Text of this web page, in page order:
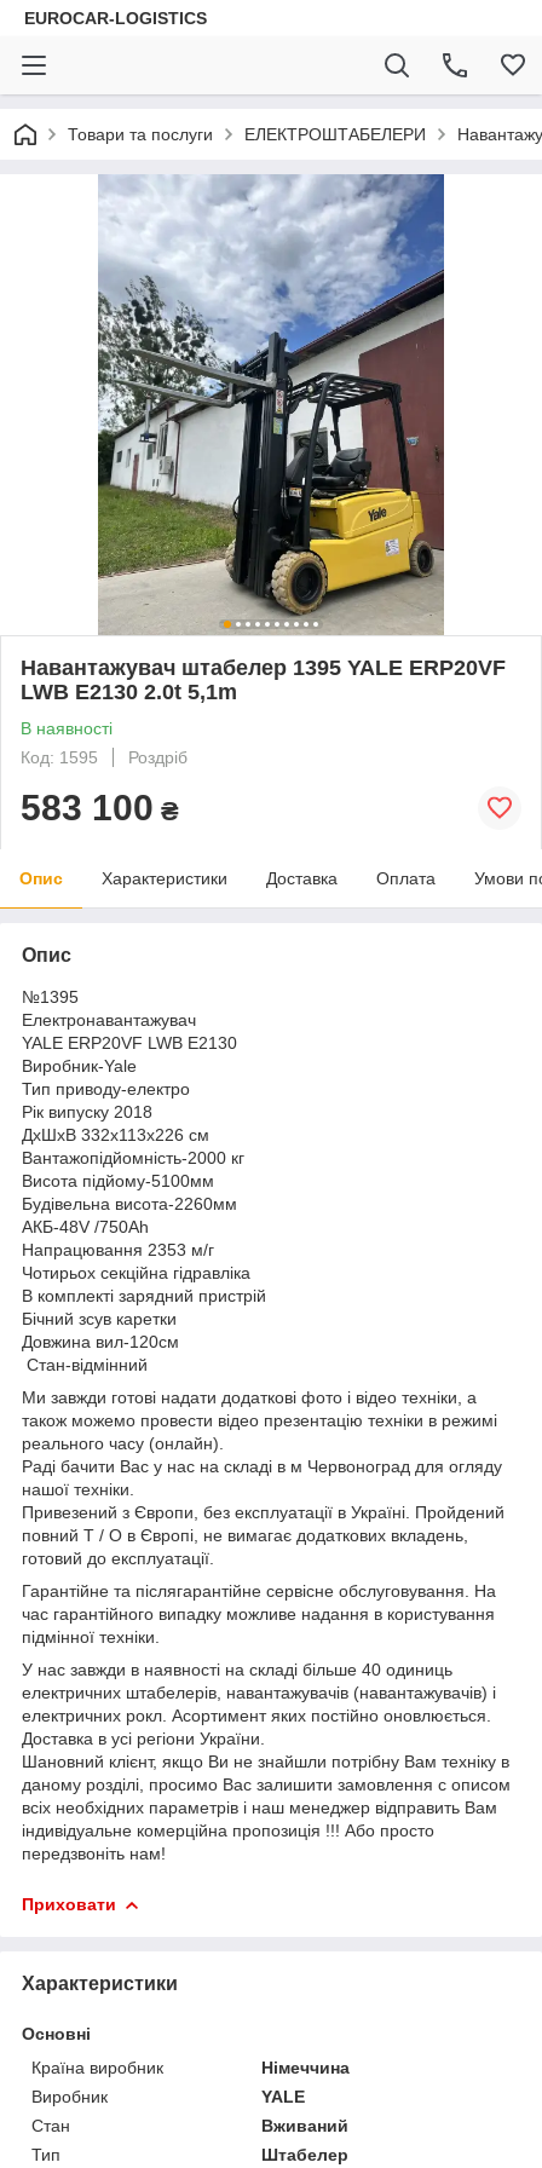
EUROCAR-LOGISTICS
Товари та послуги ЕЛЕКТРОШТАБЕЛЕРИ
Навантажувач штабелер 1395 YALE ERP20VF
LWB E2130 2.0t 5,1m
В наявності
Код: 1595
Роздріб
583 100 ₴
Опис Характеристики Доставка Оплата Умови
Опис
№1395
Електронавантажувач
YALE ERP20VF LWB E2130
Виробник-Yale
Тип приводу-електро
Рік випуску 2018
ДхШхВ 332х113х226 см
Вантажопідйомність-2000 кг
Висота підйому-5100мм
Будівельна висота-2260мм
АКБ-48V /750Ah
Напрацювання 2353 м/г
Чотирьох секційна гідравліка
В комплекті зарядний пристрій
Бічний зсув каретки
Довжина вил-120см
Стан-відмінний
Ми завжди готові надати додаткові фото і відео техніки, а
також можемо провести відео презентацію техніки в режимі
реального часу (онлайн).
Раді бачити Вас у нас на складі в м Червоноград для огляду
нашої техніки.
Привезений з Європи, без експлуатації в Україні. Пройдений
повний Т / О в Європі, не вимагає додаткових вкладень,
готовий до експлуатації.
Гарантійне та післягарантійне сервісне обслуговування. На
час гарантійного випадку можливе надання в користування
підмінної техніки.
У нас завжди в наявності на складі більше 40 одиниць
електричних штабелерів, навантажувачів (навантажувачів) і
електричних рокл. Асортимент яких постійно оновлюється.
Доставка в усі регіони України.
Шановний клієнт, якщо Ви не знайшли потрібну Вам техніку в
даному розділі, просимо Вас залишити замовлення c описом
всіх необхідних параметрів і наш менеджер відправить Вам
індивідуальне комерційна пропозиція !!! Або просто
передзвоніть нам!
Приховати
Характеристики
Основні
Країна виробник
Німеччина
Виробник
YALE
Стан
Вживаний
Тип
Штабелер